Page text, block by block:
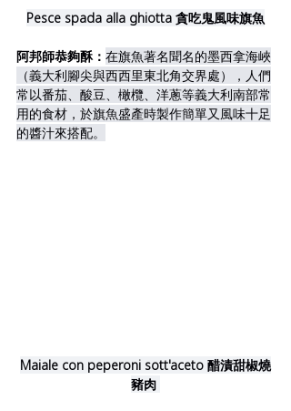
Pesce spada alla ghiotta 貪吃鬼風味旗魚
阿邦師恭夠酥： 在旗魚著名聞名的墨西拿海峽
（義大利腳尖與西西里東北角交界處），人們
常以番茄、酸豆、橄欖、洋蔥等義大利南部常
用的食材，於旗魚盛產時製作簡單又風味十足
的醬汁來搭配。
Maiale con peperoni sott'aceto 醋漬甜椒燒
豬肉